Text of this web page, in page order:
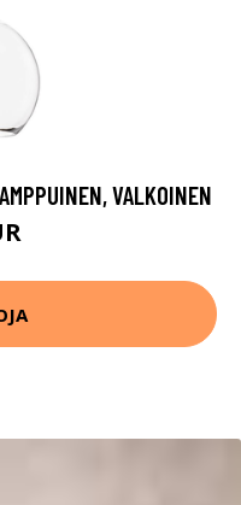
VALKOINEN